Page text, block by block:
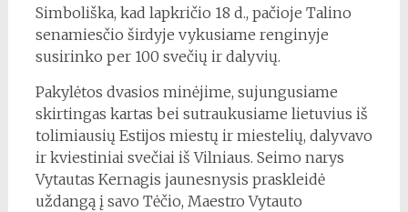
Simboliška, kad lapkričio 18 d., pačioje Talino
senamiesčio širdyje vykusiame renginyje
susirinko per 100 svečių ir dalyvių.
Pakylėtos dvasios minėjime, sujungusiame
skirtingas kartas bei sutraukusiame lietuvius iš
tolimiausių Estijos miestų ir miestelių, dalyvavo
ir kviestiniai svečiai iš Vilniaus. Seimo narys
Vytautas Kernagis jaunesnysis praskleidė
uždangą į savo Tėčio, Maestro Vytauto